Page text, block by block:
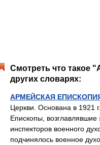
Смотреть что
других словарях:
АРМЕЙСКАЯ
Церкви. Основана в 1921
Епископы,
инспекторов военного
подчинялось военное